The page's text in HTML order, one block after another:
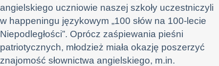
angielskiego uczniowie naszej szkoły uczestniczyli
w happeningu językowym „100 słów na 100-lecie
Niepodległości”. Oprócz zaśpiewania pieśni
patriotycznych, młodzież miała okazję poszerzyć
znajomość słownictwa angielskiego, m.in.